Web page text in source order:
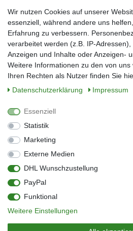
Nachname*
E-Mail*
Sie können den Newsletter jederzeit kostenlos
** gilt für Lieferungen innerhalb Deutschlands,
entnehmen Sie bitte der Schaltfläche mit den
Widerrufs­recht
Kontakt
Barrierefreiheitserklärung
Zahlung & Versand
Vertrag widerrufen
© Copyright 2026 | Alle Rechte vorbehalten.
Wir nutzen Cookies auf unserer
essenziell, während andere uns
Erfahrung zu verbessern.
verarbeitet werden (z.B. IP-
Anzeigen und Inhalte oder Anzeigen-
Weitere Informationen zu den von
Ihren Rechten als Nutzer finden Sie
Daten­schutz­erklärung
Impressum
Essenziell
Statistik
Marketing
Externe Medien
DHL Wunschzustellung
PayPal
Funktional
Weitere Einstellungen